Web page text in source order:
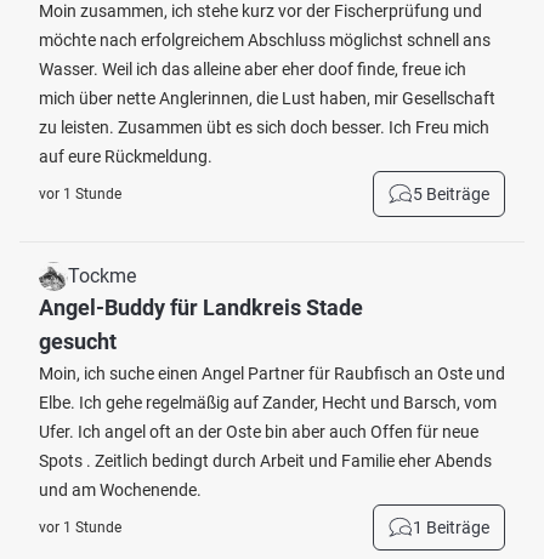
Moin zusammen, ich stehe kurz vor der Fischerprüfung und
möchte nach erfolgreichem Abschluss möglichst schnell ans
Wasser. Weil ich das alleine aber eher doof finde, freue ich
mich über nette Anglerinnen, die Lust haben, mir Gesellschaft
zu leisten. Zusammen übt es sich doch besser. Ich Freu mich
auf eure Rückmeldung.
vor 1 Stunde 5 Beiträge
Tockme
Angel-Buddy für Landkreis Stade
gesucht
Moin, ich suche einen Angel Partner für Raubfisch an Oste und
Elbe. Ich gehe regelmäßig auf Zander, Hecht und Barsch, vom
Ufer. Ich angel oft an der Oste bin aber auch Offen für neue
Spots . Zeitlich bedingt durch Arbeit und Familie eher Abends
und am Wochenende.
vor 1 Stunde 1 Beiträge